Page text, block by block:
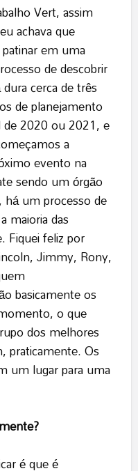
Vert, assim
achava que
em uma
de descobrir
cerca de três
de planejamento
2020 ou 2021, e
a
evento na
sendo um órgão
há um processo de
maioria das
Fiquei feliz por
Jimmy, Rony,
basicamente os
o que
dos melhores
praticamente. Os
um lugar para uma
é que é